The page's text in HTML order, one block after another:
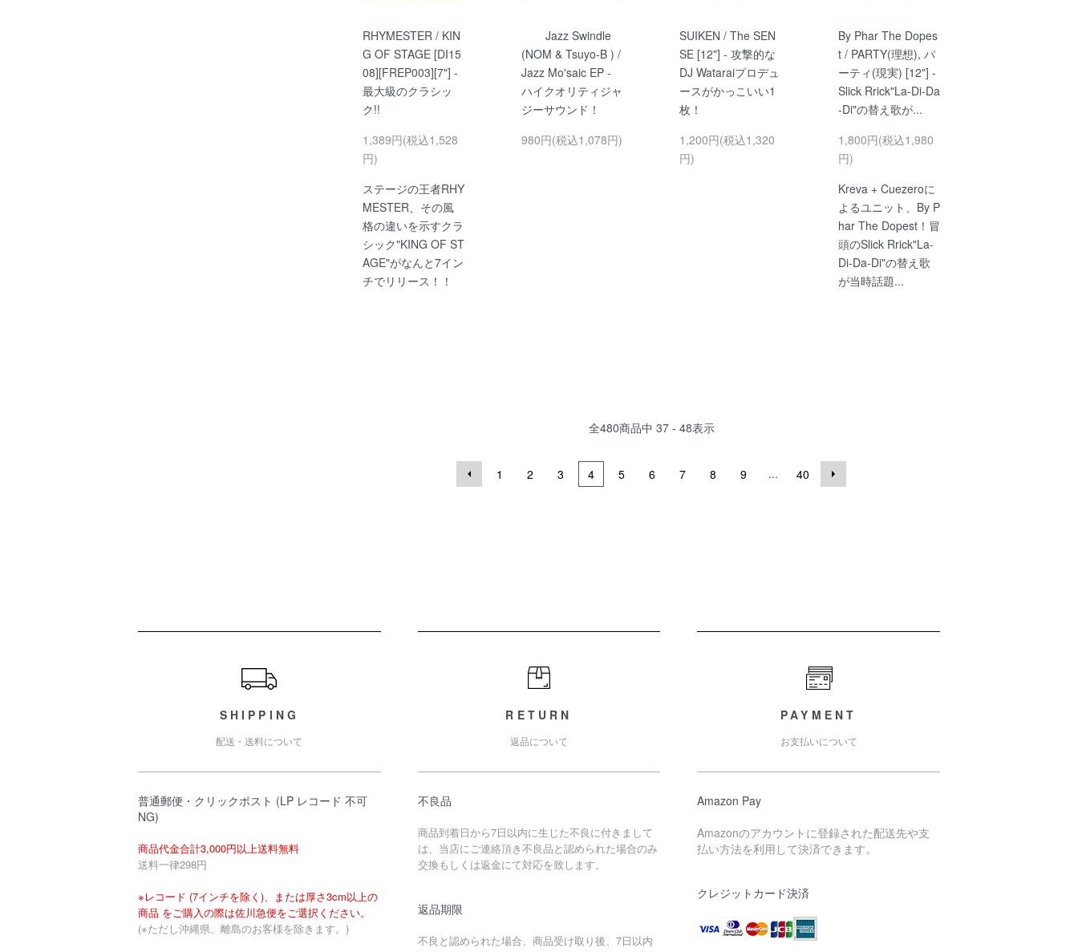
RHYMESTER / KIN
G OF STAGE [DI15
08][FREP003][7"] -
最大級のクラシッ
ク!!
1,389円(税込1,528
円)
ステージの王者RHY
MESTER、その風
格の違いを示すクラ
シック"KING OF ST
AGE"がなんと7イン
チでリリース！！
Jazz Swindle
(NOM & Tsuyo-B ) /
Jazz Mo'saic EP -
ハイクオリティジャ
ジーサウンド！
980円(税込1,078円)
SUIKEN / The SEN
SE [12"] - 攻撃的な
DJ Wataraiプロデュ
ースがかっこいい1
枚！
1,200円(税込1,320
円)
By Phar The Dopes
t / PARTY(理想), パ
ーティ(現実) [12"] -
Slick Rrick"La-Di-Da
-Di"の替え歌が...
1,800円(税込1,980
円)
Kreva + Cuezeroに
よるユニット、By P
har The Dopest！冒
頭のSlick Rrick"La-
Di-Da-Di"の替え歌
が当時話題...
全480商品中 37 - 48表示
1 2 3 4 5 6 7 8 9 ... 40
SHIPPING
配送・送料について
普通郵便・クリックポスト (LP レコード 不可
NG)
商品代金合計3,000円以上送料無料
送料一律298円
※レコード (7インチを除く)、または厚さ3cm以上の
商品 をご購入の際は佐川急便をご選択ください。
(※ただし沖縄県、離島のお客様を除きます。)
RETURN
返品について
不良品
商品到着日から7日以内に生じた不良に付きまして
は、当店にご連絡頂き不良品と認められた場合のみ
交換もしくは返金にて対応を致します。
返品期限
不良と認められた場合、商品受け取り後、7日以内
PAYMENT
お支払いについて
Amazon Pay
Amazonのアカウントに登録された配送先や支
払い方法を利用して決済できます。
クレジットカード決済